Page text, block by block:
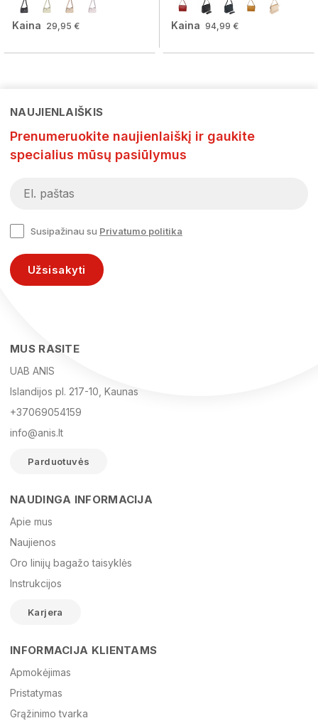
Kaina 29,95 € Kaina 94,99 €
El. paštas
Žinutė
NAUJIENLAIŠKIS
Prenumeruokite naujienlaiškį ir gaukite
specialius mūsų pasiūlymus
Susipažinau su Privatumo politika
Užsisakyti
MUS RASITE
UAB ANIS
Islandijos pl. 217-10, Kaunas
+37069054159
info@anis.lt
Parduotuvės
NAUDINGA INFORMACIJA
Apie mus
Naujienos
Oro linijų bagažo taisyklės
Instrukcijos
Karjera
INFORMACIJA KLIENTAMS
Apmokėjimas
Pristatymas
Grąžinimo tvarka